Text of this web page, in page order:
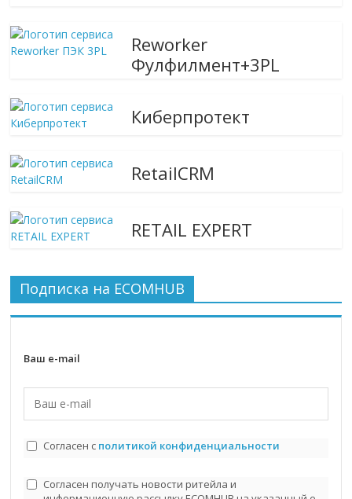
Reworker
Фулфилмент+3PL
Киберпротект
RetailCRM
RETAIL EXPERT
Подписка на ECOMHUB
Ваш e-mail
Согласен с политикой конфиденциальности
Согласен получать новости ритейла и